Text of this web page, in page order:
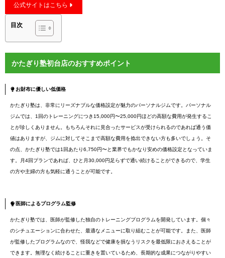
公式サイトはこちら
目次
かたぎり塾初台店のおすすめポイント
お財布に優しい低価格
かたぎり塾は、非常にリーズナブルな価格設定が魅力のパーソナルジムです。パーソナル
ジムでは、1回のトレーニングにつき15,000円〜25,000円ほどの高額な費用が発生するこ
とが珍しくありません。もちろんそれに見合ったサービスが受けられるのであれば通う価
値はありますが、ジムに対してそこまで高額な費用を捻出できない方も多いでしょう。そ
の点、かたぎり塾では1回あたり6,750円〜と業界でもかなり安めの価格設定となっていま
す。月4回プランであれば、ひと月30,000円足らずで通い続けることができるので、学生
の方や主婦の方も気軽に通うことが可能です。
医師によるプログラム監修
かたぎり塾では、医師が監修した独自のトレーニングプログラムを開発しています。個々
のシチュエーションに合わせた、最適なメニューに取り組むことが可能です。また、医師
が監修したプログラムなので、怪我などで健康を損なうリスクを最低限におさえることが
できます。無理なく続けることに重きを置いているため、長期的な成果につながりやすい